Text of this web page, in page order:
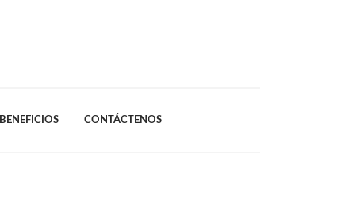
BENEFICIOS CONTÁCTENOS